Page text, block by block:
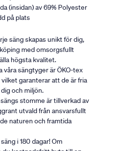
(insidan) av 69% Polyester
på plats
säng skapas unikt för dig,
med omsorgsfullt
högsta kvalitet.
våra sängtyger är ÖKO-tex
garanterar att de är fria
och miljön.
stomme är tillverkad av
utvald från ansvarsfullt
naturen och framtida
i 180 dagar! Om